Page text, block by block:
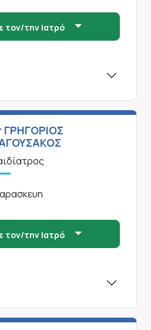
τον/την Ιατρό
ΓΡΗΓΟΡΙΟΣ
τον/την Ιατρό